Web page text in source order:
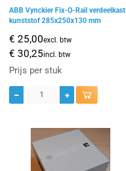
ABB Vynckier Fix-O-Rail verdeelkast
kunststof 285x250x130 mm
€ 25,00excl. btw
€ 30,25incl. btw
Prijs per stuk